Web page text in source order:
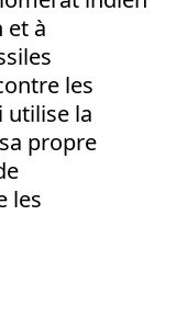
et à
les
utilise la
propre
les